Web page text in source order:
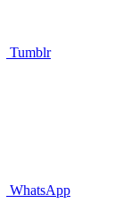
Tumblr
WhatsApp